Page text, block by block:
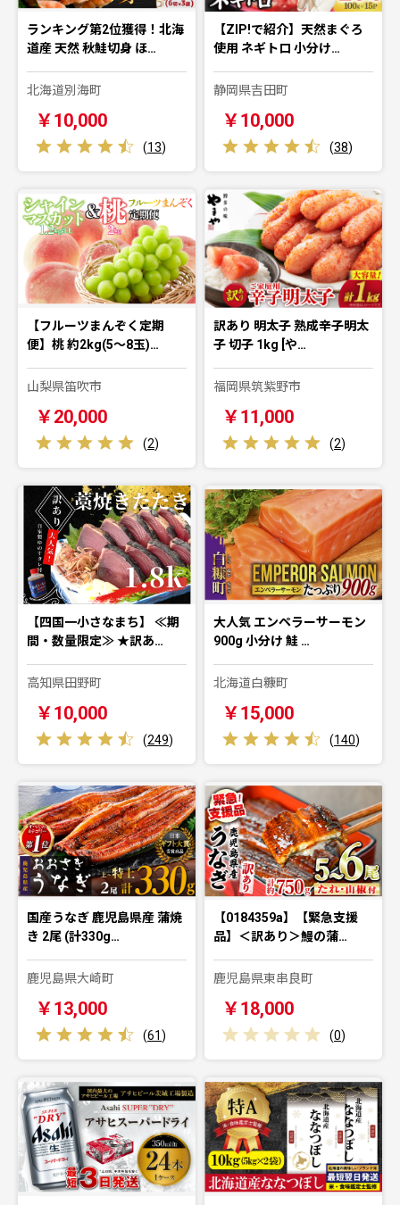
ランキング第2位獲得！北海
道産 天然 秋鮭切身 ほ…
北海道別海町
￥10,000
(13)
【ZIP!で紹介】天然まぐろ
使用 ネギトロ 小分け…
静岡県吉田町
￥10,000
(38)
【フルーツまんぞく定期
便】桃 約2kg(5～8玉)…
山梨県笛吹市
￥20,000
(2)
訳あり 明太子 熟成辛子明太
子 切子 1kg [や…
福岡県筑紫野市
￥11,000
(2)
【四国一小さなまち】 ≪期
間・数量限定≫ ★訳あ…
高知県田野町
￥10,000
(249)
大人気 エンペラーサーモン
900g 小分け 鮭 …
北海道白糠町
￥15,000
(140)
国産うなぎ 鹿児島県産 蒲焼
き 2尾 (計330g…
鹿児島県大崎町
￥13,000
(61)
【0184359a】【緊急支援
品】＜訳あり＞鰻の蒲…
鹿児島県東串良町
￥18,000
(0)